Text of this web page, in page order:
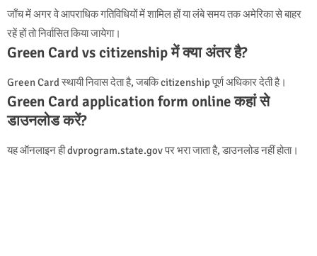
जाँच में अगर वे आपराधिक गतिविधियों में शामिल हों या लंबे समय तक अमेरिका से बाहर
रहें हों तो निर्वासित किया जायेगा।
Green Card vs citizenship में क्या अंतर है?
Green Card स्थायी निवास देता है, जबकि citizenship पूर्ण अधिकार देती है।
Green Card application form online कहां से
डाउनलोड करें?
यह ऑनलाइन ही dvprogram.state.gov पर भरा जाता है, डाउनलोड नहीं होता।